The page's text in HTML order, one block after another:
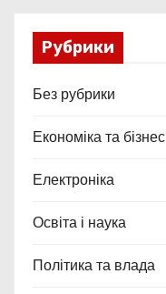
Рубрики
Без рубрики
Економіка та бізнес
Електроніка
Освіта і наука
Політика та влада